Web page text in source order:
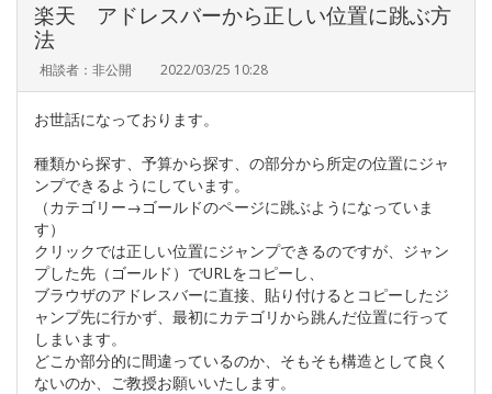
楽天 アドレスバーから正しい位置に跳ぶ方
法
相談者：非公開 2022/03/25 10:28
お世話になっております。
種類から探す、予算から探す、の部分から所定の位置にジャ
ンプできるようにしています。
（カテゴリー→ゴールドのページに跳ぶようになっていま
す）
クリックでは正しい位置にジャンプできるのですが、ジャン
プした先（ゴールド）でURLをコピーし、
ブラウザのアドレスバーに直接、貼り付けるとコピーしたジ
ャンプ先に行かず、最初にカテゴリから跳んだ位置に行って
しまいます。
どこか部分的に間違っているのか、そもそも構造として良く
ないのか、ご教授お願いいたします。